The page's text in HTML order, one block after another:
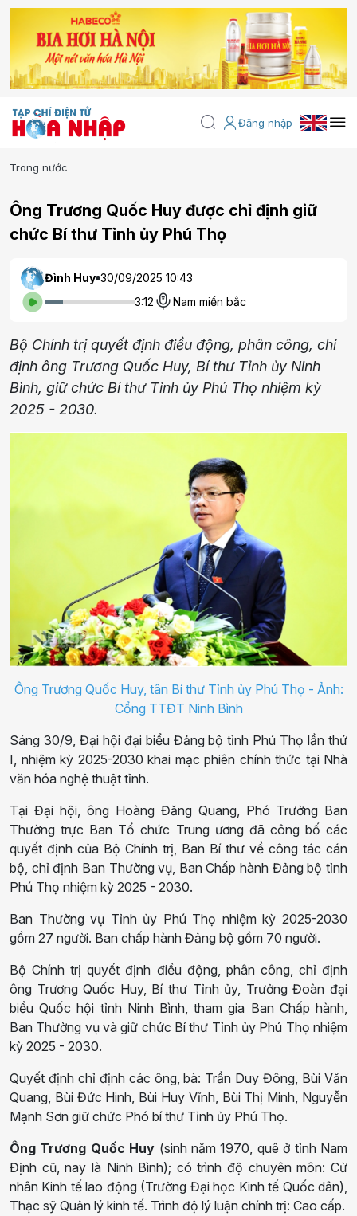
Đăng nhập
Trong nước
Ông Trương Quốc Huy được chỉ định giữ
chức Bí thư Tỉnh ủy Phú Thọ
Đình Huy 30/09/2025 10:43
3:12
Nam miền bắc
Bộ Chính trị quyết định điều động, phân công, chỉ
định ông Trương Quốc Huy, Bí thư Tỉnh ủy Ninh
Bình, giữ chức Bí thư Tỉnh ủy Phú Thọ nhiệm kỳ
2025 - 2030.
Ông Trương Quốc Huy, tân Bí thư Tỉnh ủy Phú Thọ - Ảnh:
Cổng TTĐT Ninh Bình
Sáng 30/9, Đại hội đại biểu Đảng bộ tỉnh Phú Thọ lần thứ
I, nhiệm kỳ 2025-2030 khai mạc phiên chính thức tại Nhà
văn hóa nghệ thuật tỉnh.
Tại Đại hội, ông Hoàng Đăng Quang, Phó Trưởng Ban
Thường trực Ban Tổ chức Trung ương đã công bố các
quyết định của Bộ Chính trị, Ban Bí thư về công tác cán
bộ, chỉ định Ban Thường vụ, Ban Chấp hành Đảng bộ tỉnh
Phú Thọ nhiệm kỳ 2025 - 2030.
Ban Thường vụ Tỉnh ủy Phú Thọ nhiệm kỳ 2025-2030
gồm 27 người. Ban chấp hành Đảng bộ gồm 70 người.
Bộ Chính trị quyết định điều động, phân công, chỉ định
ông Trương Quốc Huy, Bí thư Tỉnh ủy, Trưởng Đoàn đại
biểu Quốc hội tỉnh Ninh Bình, tham gia Ban Chấp hành,
Ban Thường vụ và giữ chức Bí thư Tỉnh ủy Phú Thọ nhiệm
kỳ 2025 - 2030.
Quyết định chỉ định các ông, bà: Trần Duy Đông, Bùi Văn
Quang, Bùi Đức Hinh, Bùi Huy Vĩnh, Bùi Thị Minh, Nguyễn
Mạnh Sơn giữ chức Phó bí thư Tỉnh ủy Phú Thọ.
Ông Trương Quốc Huy (sinh năm 1970, quê ở tỉnh Nam
Định cũ, nay là Ninh Bình); có trình độ chuyên môn: Cử
nhân Kinh tế lao động (Trường Đại học Kinh tế Quốc dân),
Thạc sỹ Quản lý kinh tế. Trình độ lý luận chính trị: Cao cấp.